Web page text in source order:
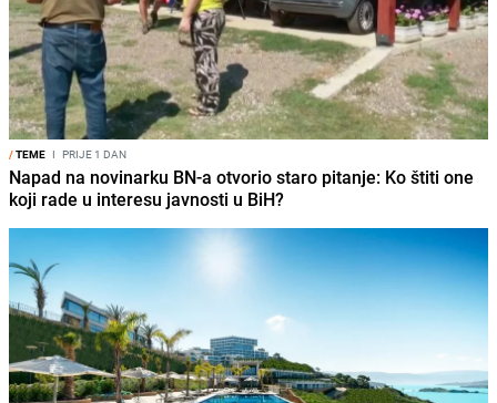
/TEME I PRIJE 1 DAN
Napad na novinarku BN-a otvorio staro pitanje: Ko štiti one
koji rade u interesu javnosti u BiH?